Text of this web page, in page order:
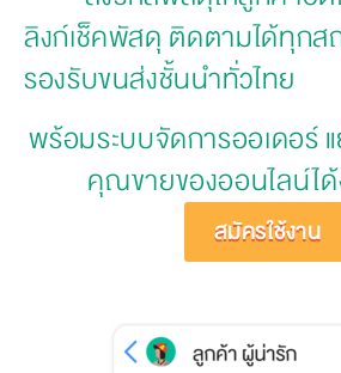
ลิงก์เช็คพัสดุ ติดตามได้ทุกส
รองรับขนส่งชั้นนำทั่วไทย
พร้อมระบบจัดการออเดอร์
คุณขายของออนไลน์ไ
สมัครใช้งาน